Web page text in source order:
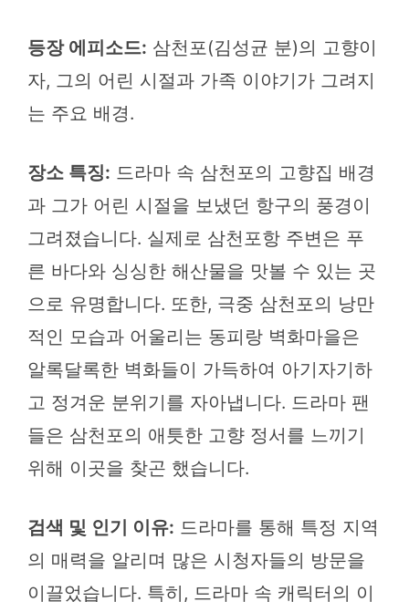
등장 에피소드: 삼천포(김성균 분)의 고향이
자, 그의 어린 시절과 가족 이야기가 그려지
는 주요 배경.
장소 특징: 드라마 속 삼천포의 고향집 배경
과 그가 어린 시절을 보냈던 항구의 풍경이
그려졌습니다. 실제로 삼천포항 주변은 푸
른 바다와 싱싱한 해산물을 맛볼 수 있는 곳
으로 유명합니다. 또한, 극중 삼천포의 낭만
적인 모습과 어울리는 동피랑 벽화마을은
알록달록한 벽화들이 가득하여 아기자기하
고 정겨운 분위기를 자아냅니다. 드라마 팬
들은 삼천포의 애틋한 고향 정서를 느끼기
위해 이곳을 찾곤 했습니다.
검색 및 인기 이유: 드라마를 통해 특정 지역
의 매력을 알리며 많은 시청자들의 방문을
이끌었습니다. 특히, 드라마 속 캐릭터의 이